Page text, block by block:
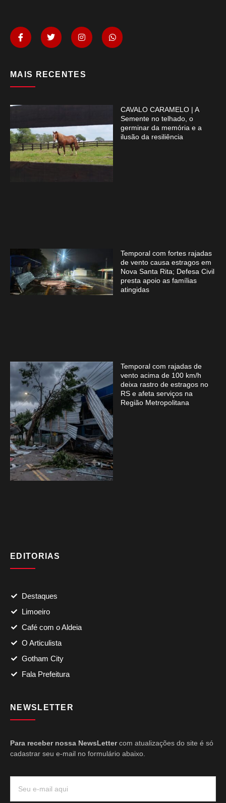
MAIS RECENTES
CAVALO CARAMELO | A
Semente no telhado, o
germinar da memória e a
ilusão da resiliência
Temporal com fortes rajadas
de vento causa estragos em
Nova Santa Rita; Defesa Civil
presta apoio as famílias
atingidas
Temporal com rajadas de
vento acima de 100 km/h
deixa rastro de estragos no
RS e afeta serviços na
Região Metropolitana
EDITORIAS
Destaques
Limoeiro
Café com o Aldeia
O Articulista
Gotham City
Fala Prefeitura
NEWSLETTER
Para receber nossa NewsLettercom atualizações do site é só
cadastrar seu e-mail no formulário abaixo.